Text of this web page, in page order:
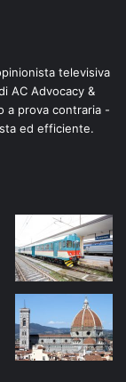
televisiva
AC Advocacy &
a prova contraria -
ed efficiente.